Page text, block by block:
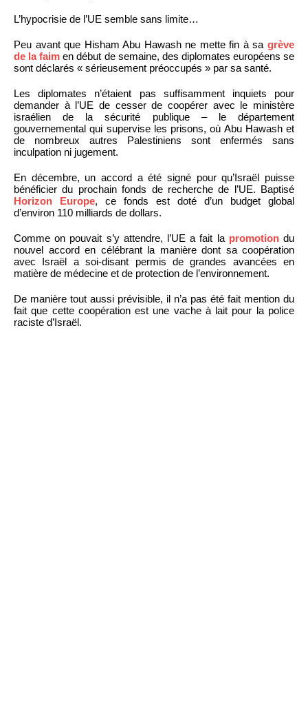
L’hypocrisie de l’UE semble sans limite…
Peu avant que Hisham Abu Hawash ne mette fin à sa grève
de la faim en début de semaine, des diplomates européens se
sont déclarés « sérieusement préoccupés » par sa santé.
Les diplomates n’étaient pas suffisamment inquiets pour
demander à l’UE de cesser de coopérer avec le ministère
israélien de la sécurité publique – le département
gouvernemental qui supervise les prisons, où Abu Hawash et
de nombreux autres Palestiniens sont enfermés sans
inculpation ni jugement.
En décembre, un accord a été signé pour qu’Israël puisse
bénéficier du prochain fonds de recherche de l’UE. Baptisé
Horizon Europe, ce fonds est doté d’un budget global
d’environ 110 milliards de dollars.
Comme on pouvait s’y attendre, l’UE a fait la promotiondu
nouvel accord en célébrant la manière dont sa coopération
avec Israël a soi-disant permis de grandes avancées en
matière de médecine et de protection de l’environnement.
De manière tout aussi prévisible, il n’a pas été fait mention du
fait que cette coopération est une vache à lait pour la police
raciste d’Israël.